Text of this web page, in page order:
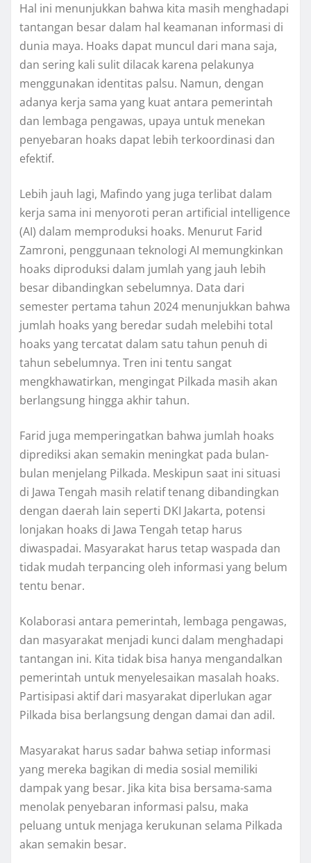
Hal ini menunjukkan bahwa kita masih menghadapi
tantangan besar dalam hal keamanan informasi di
dunia maya. Hoaks dapat muncul dari mana saja,
dan sering kali sulit dilacak karena pelakunya
menggunakan identitas palsu. Namun, dengan
adanya kerja sama yang kuat antara pemerintah
dan lembaga pengawas, upaya untuk menekan
penyebaran hoaks dapat lebih terkoordinasi dan
efektif.
Lebih jauh lagi, Mafindo yang juga terlibat dalam
kerja sama ini menyoroti peran artificial intelligence
(AI) dalam memproduksi hoaks. Menurut Farid
Zamroni, penggunaan teknologi AI memungkinkan
hoaks diproduksi dalam jumlah yang jauh lebih
besar dibandingkan sebelumnya. Data dari
semester pertama tahun 2024 menunjukkan bahwa
jumlah hoaks yang beredar sudah melebihi total
hoaks yang tercatat dalam satu tahun penuh di
tahun sebelumnya. Tren ini tentu sangat
mengkhawatirkan, mengingat Pilkada masih akan
berlangsung hingga akhir tahun.
Farid juga memperingatkan bahwa jumlah hoaks
diprediksi akan semakin meningkat pada bulan-
bulan menjelang Pilkada. Meskipun saat ini situasi
di Jawa Tengah masih relatif tenang dibandingkan
dengan daerah lain seperti DKI Jakarta, potensi
lonjakan hoaks di Jawa Tengah tetap harus
diwaspadai. Masyarakat harus tetap waspada dan
tidak mudah terpancing oleh informasi yang belum
tentu benar.
Kolaborasi antara pemerintah, lembaga pengawas,
dan masyarakat menjadi kunci dalam menghadapi
tantangan ini. Kita tidak bisa hanya mengandalkan
pemerintah untuk menyelesaikan masalah hoaks.
Partisipasi aktif dari masyarakat diperlukan agar
Pilkada bisa berlangsung dengan damai dan adil.
Masyarakat harus sadar bahwa setiap informasi
yang mereka bagikan di media sosial memiliki
dampak yang besar. Jika kita bisa bersama-sama
menolak penyebaran informasi palsu, maka
peluang untuk menjaga kerukunan selama Pilkada
akan semakin besar.